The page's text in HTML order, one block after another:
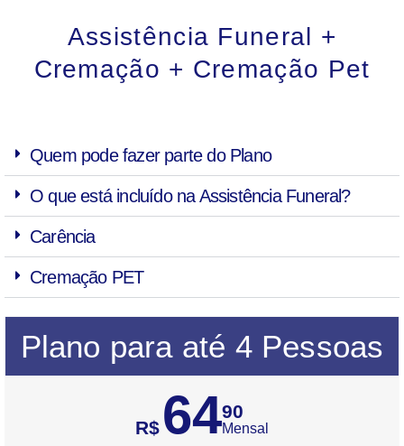
Assistência Funeral +
Cremação + Cremação Pet
Quem pode fazer parte do Plano
O que está incluído na Assistência Funeral?
Carência
Cremação PET
Plano para até 4 Pessoas
R$ 6490
Mensal